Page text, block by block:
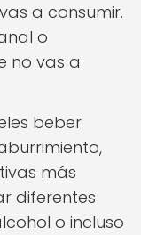
a consumir.
o
no vas a
beber
más
diferentes
o incluso